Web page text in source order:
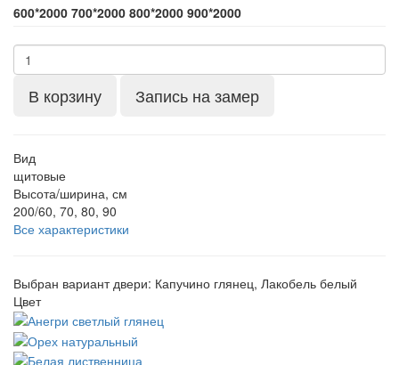
600*2000 700*2000 800*2000 900*2000
В корзину Запись на замер
Вид
щитовые
Высота/ширина, см
200/60, 70, 80, 90
Все характеристики
Выбран вариант двери: Капучино глянец, Лакобель белый
Цвет